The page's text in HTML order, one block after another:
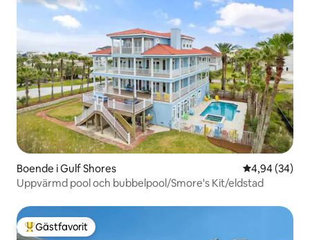
Boende i Gulf Shores 4,94 av 5 i
4,94 (34)
Uppvärmd pool och bubbelpool/Smore's Kit/eldstad
Populär gästfavorit
Gästfavorit